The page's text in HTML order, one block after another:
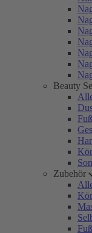
Beauty
Zubehör